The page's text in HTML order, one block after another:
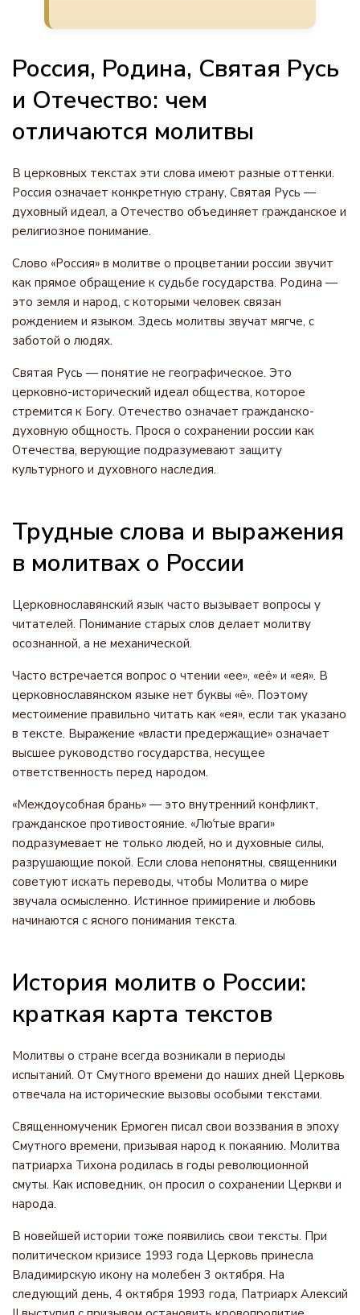
Россия, Родина, Святая Русь
и Отечество: чем
отличаются молитвы
В церковных текстах эти слова имеют разные оттенки.
Россия означает конкретную страну, Святая Русь —
духовный идеал, а Отечество объединяет гражданское и
религиозное понимание.
Слово «Россия» в молитве о процветании россии звучит
как прямое обращение к судьбе государства. Родина —
это земля и народ, с которыми человек связан
рождением и языком. Здесь молитвы звучат мягче, с
заботой о людях.
Святая Русь — понятие не географическое. Это
церковно-исторический идеал общества, которое
стремится к Богу. Отечество означает гражданско-
духовную общность. Прося о сохранении россии как
Отечества, верующие подразумевают защиту
культурного и духовного наследия.
Трудные слова и выражения
в молитвах о России
Церковнославянский язык часто вызывает вопросы у
читателей. Понимание старых слов делает молитву
осознанной, а не механической.
Часто встречается вопрос о чтении «ее», «её» и «ея». В
церковнославянском языке нет буквы «ё». Поэтому
местоимение правильно читать как «ея», если так указано
в тексте. Выражение «власти предержащие» означает
высшее руководство государства, несущее
ответственность перед народом.
«Междоусобная брань» — это внутренний конфликт,
гражданское противостояние. «Лю́тые враги»
подразумевает не только людей, но и духовные силы,
разрушающие покой. Если слова непонятны, священники
советуют искать переводы, чтобы Молитва о мире
звучала осмысленно. Истинное примирение и любовь
начинаются с ясного понимания текста.
История молитв о России:
краткая карта текстов
Молитвы о стране всегда возникали в периоды
испытаний. От Смутного времени до наших дней Церковь
отвечала на исторические вызовы особыми текстами.
Священномученик Ермоген писал свои воззвания в эпоху
Смутного времени, призывая народ к покаянию. Молитва
патриарха Тихона родилась в годы революционной
смуты. Как исповедник, он просил о сохранении Церкви и
народа.
В новейшей истории тоже появились свои тексты. При
политическом кризисе 1993 года Церковь принесла
Владимирскую икону на молебен 3 октября. На
следующий день, 4 октября 1993 года, Патриарх Алексий